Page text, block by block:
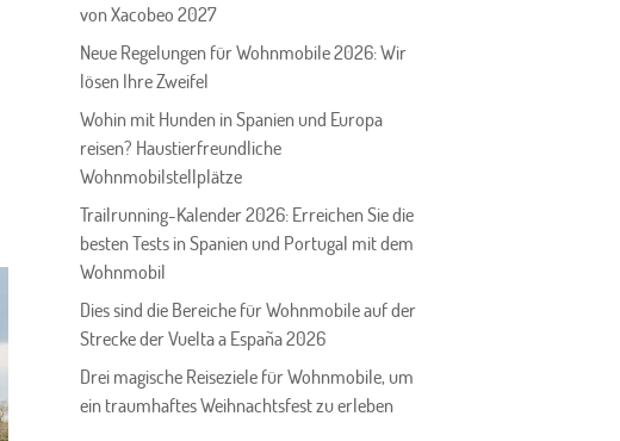
von Xacobeo 2027
Neue Regelungen für Wohnmobile 2026: Wir
lösen Ihre Zweifel
Wohin mit Hunden in Spanien und Europa
reisen? Haustierfreundliche
Wohnmobilstellplätze
Trailrunning-Kalender 2026: Erreichen Sie die
besten Tests in Spanien und Portugal mit dem
Wohnmobil
Dies sind die Bereiche für Wohnmobile auf der
Strecke der Vuelta a España 2026
Drei magische Reiseziele für Wohnmobile, um
ein traumhaftes Weihnachtsfest zu erleben